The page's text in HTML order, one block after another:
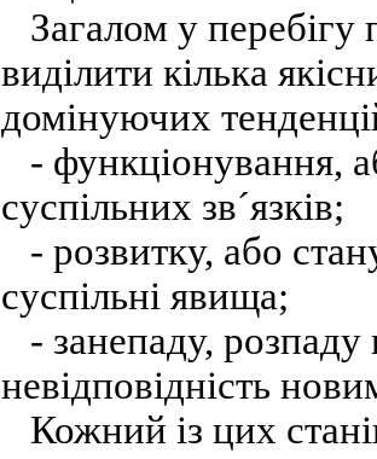
Загалом у
виділити кілька
домінуючих
- функціонування,
суспільних зв´язків;
- розвитку, або
суспільні явища;
- занепаду, розпаду
невідповідність
Кожний із цих